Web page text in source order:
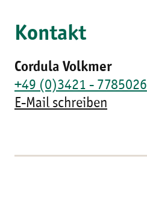
Kontakt
Cordula Volkmer
+49 (0)3421 - 7785026
E-Mail schreiben